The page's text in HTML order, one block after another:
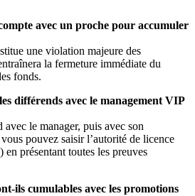
avec un proche pour accumuler
une violation majeure des
la fermeture immédiate du
fonds.
différends avec le management VIP
avec le manager, puis avec son
pouvez saisir l’autorité de licence
présentant toutes les preuves
ils cumulables avec les promotions